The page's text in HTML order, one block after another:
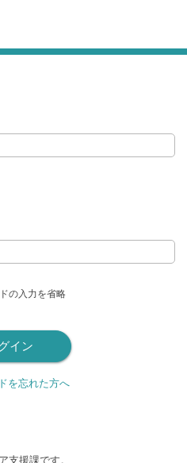
の入力を省略
を忘れた方へ
支援課です。